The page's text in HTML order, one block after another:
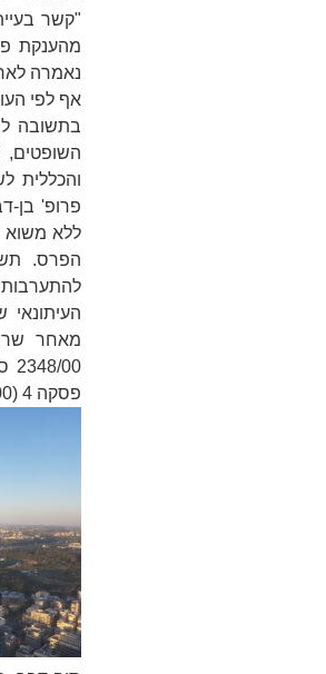
"קשר
מהענקת
נאמרה
אף לפי
בתשובה
פרופ' בן-
ללא משוא
הפרס.
מאחר שרב
2348/00
פסקה 4 (23.4.2000); ראו גם: עניין